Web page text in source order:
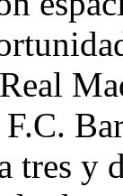
tres y